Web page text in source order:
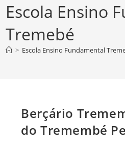
Escola Ensino
Tremebé
> Escola Ensino Fundamental
Berçário
do Tremembé